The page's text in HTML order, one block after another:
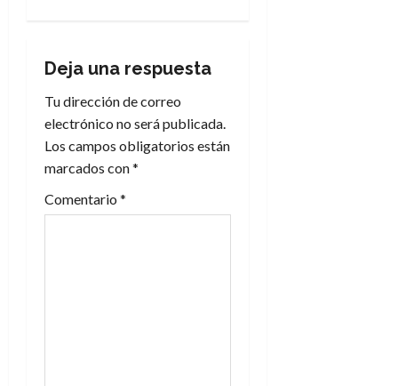
c
i
ó
n
d
Deja una respuesta
Tu dirección de correo
electrónico no será publicada.
Los campos obligatorios están
marcados con*
Comentario *